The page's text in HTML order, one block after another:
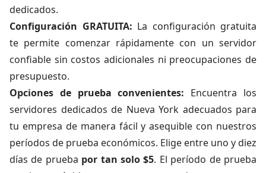
dedicados.
Configuración GRATUITA: La configuración gratuita
te permite comenzar rápidamente con un servidor
confiable sin costos adicionales ni preocupaciones de
presupuesto.
Opciones de prueba convenientes: Encuentra los
servidores dedicados de Nueva York adecuados para
tu empresa de manera fácil y asequible con nuestros
períodos de prueba económicos. Elige entre uno y diez
días de prueba por tan solo $5. El período de prueba